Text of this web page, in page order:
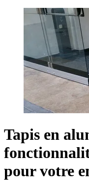
Tapis en
pour votre